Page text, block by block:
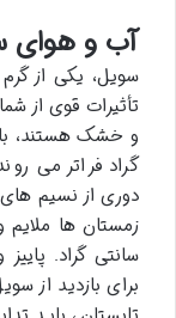
آب و هوای
سویل، یکی از گرم
تأثیرات قوی از
گراد فراتر می
دوری از نسیم
سانتی گراد.
برای بازدید از